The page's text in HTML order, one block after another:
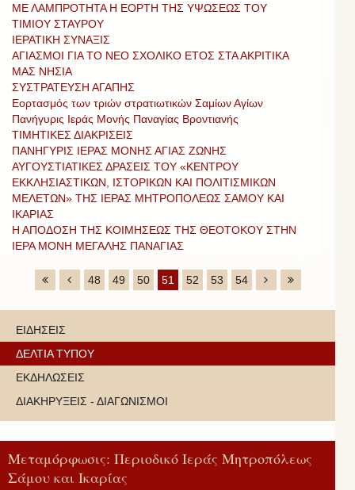
ΜΕ ΛΑΜΠΡΟΤΗΤΑ Η ΕΟΡΤΗ ΤΗΣ ΥΨΩΣΕΩΣ ΤΟΥ
ΤΙΜΙΟΥ ΣΤΑΥΡΟΥ
ΙΕΡΑΤΙΚΗ ΣΥΝΑΞΙΣ
ΑΓΙΑΣΜΟΙ ΓΙΑ ΤΟ ΝΕΟ ΣΧΟΛΙΚΟ ΕΤΟΣ ΣΤΑ ΑΚΡΙΤΙΚΑ
ΜΑΣ ΝΗΣΙΑ
ΣΥΣΤΡΑΤΕΥΣΗ ΑΓΑΠΗΣ
Εορτασμός των τριών στρατιωτικών Σαμίων Αγίων
Πανήγυρις Ιεράς Μονής Παναγίας Βροντιανής
ΤΙΜΗΤΙΚΕΣ ΔΙΑΚΡΙΣΕΙΣ
ΠΑΝΗΓΥΡΙΣ ΙΕΡΑΣ ΜΟΝΗΣ ΑΓΙΑΣ ΖΩΝΗΣ
ΑΥΓΟΥΣΤΙΑΤΙΚΕΣ ΔΡΑΣΕΙΣ ΤΟΥ «ΚΕΝΤΡΟΥ
ΕΚΚΛΗΣΙΑΣΤΙΚΩΝ, ΙΣΤΟΡΙΚΩΝ ΚΑΙ ΠΟΛΙΤΙΣΜΙΚΩΝ
ΜΕΛΕΤΩΝ» ΤΗΣ ΙΕΡΑΣ ΜΗΤΡΟΠΟΛΕΩΣ ΣΑΜΟΥ ΚΑΙ
ΙΚΑΡΙΑΣ
Η ΑΠΟΔΟΣΗ ΤΗΣ ΚΟΙΜΗΣΕΩΣ ΤΗΣ ΘΕΟΤΟΚΟΥ ΣΤΗΝ
ΙΕΡΑ ΜΟΝΗ ΜΕΓΑΛΗΣ ΠΑΝΑΓΙΑΣ
48 49 50 51 52 53 54
ΕΙΔΗΣΕΙΣ
ΔΕΛΤΙΑ ΤΥΠΟΥ
ΕΚΔΗΛΩΣΕΙΣ
ΔΙΑΚΗΡΥΞΕΙΣ - ΔΙΑΓΩΝΙΣΜΟΙ
Μεταμόρφωσις: Περιοδικό Ιεράς Μητροπόλεως
Σάμου και Ικαρίας